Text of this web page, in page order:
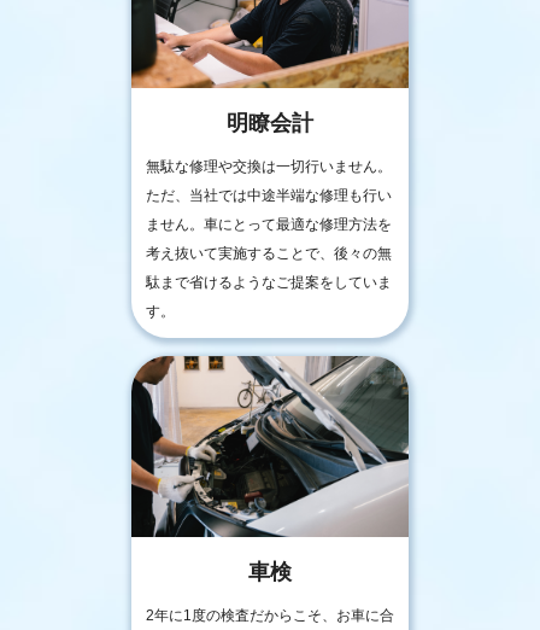
明瞭会計
無駄な修理や交換は一切行いません。
ただ、当社では中途半端な修理も行い
ません。車にとって最適な修理方法を
考え抜いて実施することで、後々の無
駄まで省けるようなご提案をしていま
す。
車検
2年に1度の検査だからこそ、お車に合